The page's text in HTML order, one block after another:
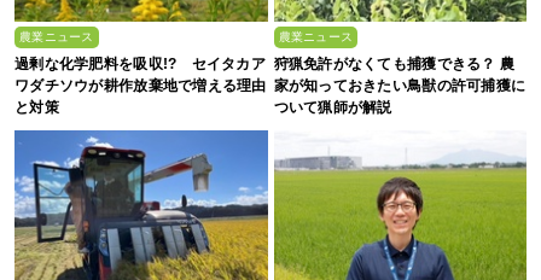
農業ニュース
過剰な化学肥料を吸収!? セイタカア
ワダチソウが耕作放棄地で増える理由
と対策
農業ニュース
狩猟免許がなくても捕獲できる？ 農
家が知っておきたい鳥獣の許可捕獲に
ついて猟師が解説